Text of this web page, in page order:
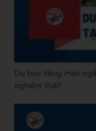
Du học tiếng Hàn
nghiệm thật!